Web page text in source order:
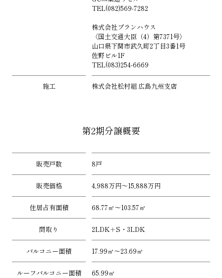
TEL(082)569-7282
株式会社プランハウス
〈国土交通大臣（4）第7371号〉
山口県下関市武久町2丁目3番1号
佐野ビル1F
TEL(083)254-6669
施工 株式会社松村組 広島九州支店
第2期分譲概要
販売戸数 8戸
販売価格 4,988万円～15,888万円
住居占有面積 68.77㎡～103.57㎡
間取り 2LDK＋S・3LDK
バルコニー面積 17.99㎡～23.69㎡
ルーフバルコニー面積 65.99㎡